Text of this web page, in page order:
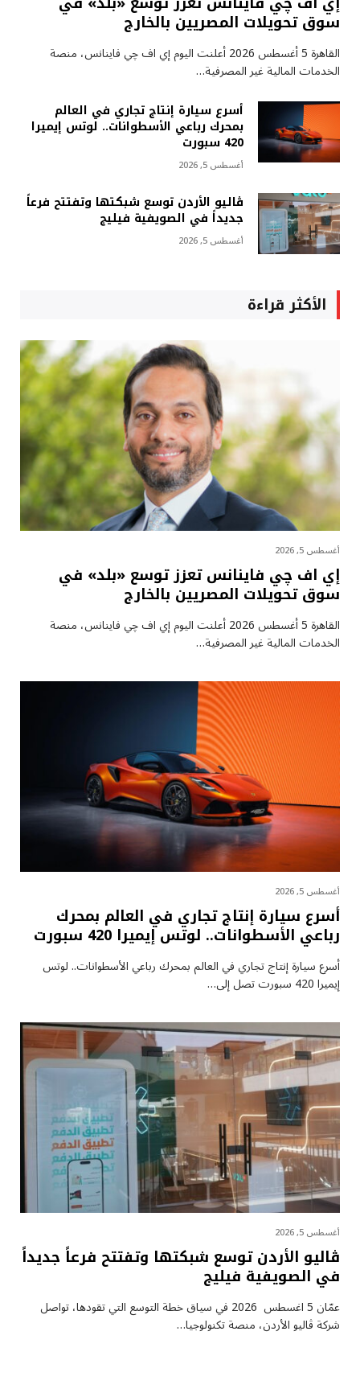
سوق تحويلات المصريين بالخارج
القاهرة 5 أغسطس 2026 أعلنت اليوم إي اف چي فاينانس، منصة
الخدمات المالية غير المصرفية…
أسرع سيارة إنتاج تجاري في العالم
بمحرك رباعي الأسطوانات.. لوتس إيميرا
420 سبورت
أغسطس 5, 2026
ڤاليو الأردن توسع شبكتها وتفتتح فرعاً
جديداً في الصويفية فيليج
أغسطس 5, 2026
الأكثر قراءة
أغسطس 5, 2026
إي اف چي فاينانس تعزز توسع «بلد» في
سوق تحويلات المصريين بالخارج
القاهرة 5 أغسطس 2026 أعلنت اليوم إي اف چي فاينانس، منصة
الخدمات المالية غير المصرفية…
أغسطس 5, 2026
أسرع سيارة إنتاج تجاري في العالم بمحرك
رباعي الأسطوانات.. لوتس إيميرا 420 سبورت
أسرع سيارة إنتاج تجاري في العالم بمحرك رباعي الأسطوانات.. لوتس
إيميرا 420 سبورت تصل إلى…
أغسطس 5, 2026
ڤاليو الأردن توسع شبكتها وتفتتح فرعاً جديداً
في الصويفية فيليج
عمّان 5 اغسطس 2026 في سياق خطة التوسع التي تقودها، تواصل
شركة ڤاليو الأردن، منصة تكنولوجيا…